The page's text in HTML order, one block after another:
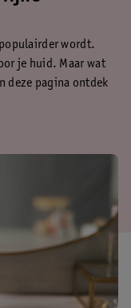
wordt.
je huid. Maar wat
deze pagina ontdek